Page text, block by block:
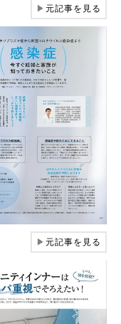
▶元記事を見る
▶元記事を見る